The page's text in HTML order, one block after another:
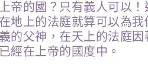
帝的國？只有義人可以
地上的法庭就算可以為
的父神，在天上的法庭
經在上帝的國度中。